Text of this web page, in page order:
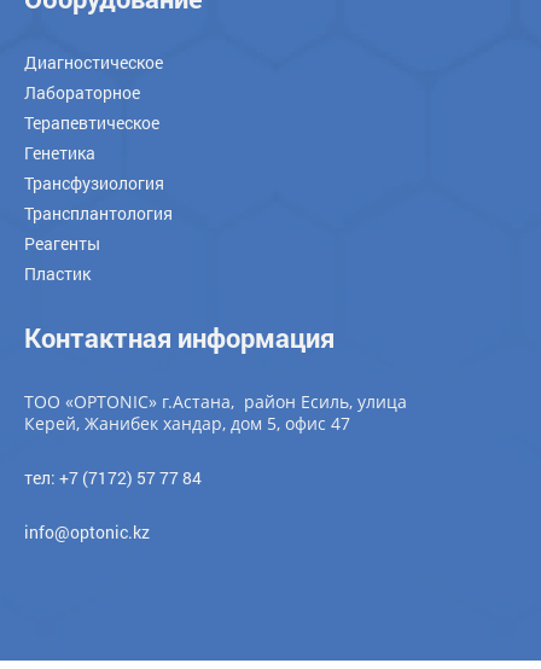
Диагностическое
Лабораторное
Терапевтическое
Генетика
Трансфузиология
Трансплантология
Реагенты
Пластик
Контактная информация
ТОО «OPTONIC» г.Астана, район Есиль, улица
Керей, Жанибек хандар, дом 5, офис 47
тел: +7 (7172) 57 77 84
info@optonic.kz